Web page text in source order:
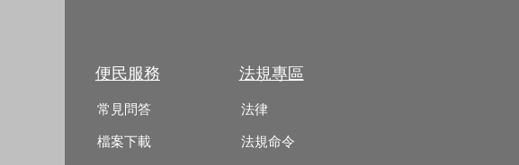
便民服務
常見問答
檔案下載
法規專區
法律
法規命令